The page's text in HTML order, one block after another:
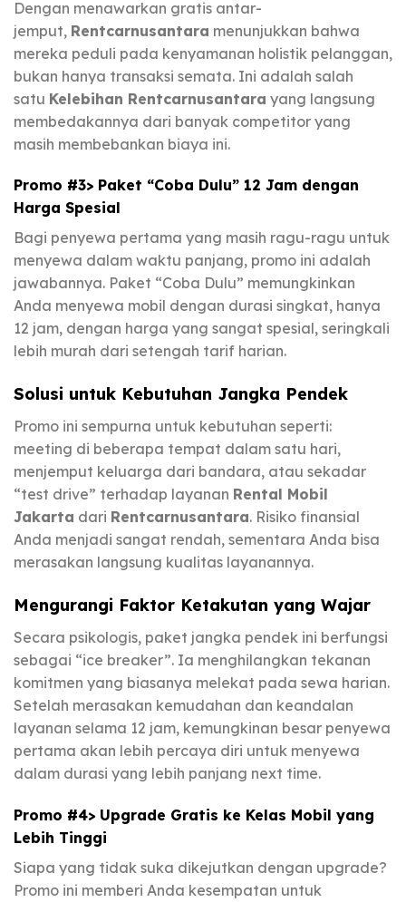
Dengan menawarkan gratis antar-
jemput, Rentcarnusantara menunjukkan bahwa
mereka peduli pada kenyamanan holistik pelanggan,
bukan hanya transaksi semata. Ini adalah salah
satu Kelebihan Rentcarnusantara yang langsung
membedakannya dari banyak competitor yang
masih membebankan biaya ini.
Promo #3> Paket “Coba Dulu” 12 Jam dengan
Harga Spesial
Bagi penyewa pertama yang masih ragu-ragu untuk
menyewa dalam waktu panjang, promo ini adalah
jawabannya. Paket “Coba Dulu” memungkinkan
Anda menyewa mobil dengan durasi singkat, hanya
12 jam, dengan harga yang sangat spesial, seringkali
lebih murah dari setengah tarif harian.
Solusi untuk Kebutuhan Jangka Pendek
Promo ini sempurna untuk kebutuhan seperti:
meeting di beberapa tempat dalam satu hari,
menjemput keluarga dari bandara, atau sekadar
“test drive” terhadap layanan Rental Mobil
Jakarta dari Rentcarnusantara. Risiko finansial
Anda menjadi sangat rendah, sementara Anda bisa
merasakan langsung kualitas layanannya.
Mengurangi Faktor Ketakutan yang Wajar
Secara psikologis, paket jangka pendek ini berfungsi
sebagai “ice breaker”. Ia menghilangkan tekanan
komitmen yang biasanya melekat pada sewa harian.
Setelah merasakan kemudahan dan keandalan
layanan selama 12 jam, kemungkinan besar penyewa
pertama akan lebih percaya diri untuk menyewa
dalam durasi yang lebih panjang next time.
Promo #4> Upgrade Gratis ke Kelas Mobil yang
Lebih Tinggi
Siapa yang tidak suka dikejutkan dengan upgrade?
Promo ini memberi Anda kesempatan untuk